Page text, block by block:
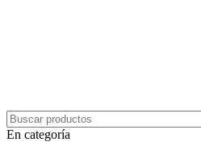
En categoría